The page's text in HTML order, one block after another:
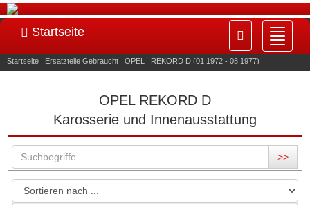
ein-/
Startseite
Startseite Ersatzteile Gebraucht OPEL REKORD D (01 1972 - 08 1977)
Karosserie und Innenausstattung
OPEL REKORD D
Karosserie und Innenausstattung
>>